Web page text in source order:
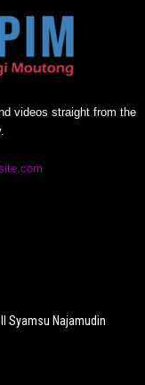
videos straight from the
Syamsu Najamudin